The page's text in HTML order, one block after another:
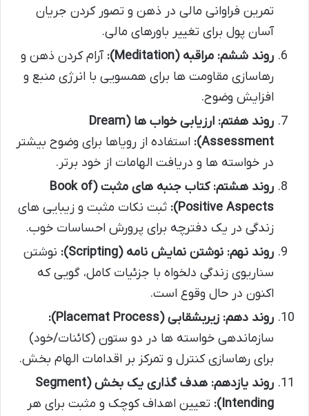
تمرین فراوانی مالی در ذهن و تصور کردن جریان
آسان پول برای تغییر باورهای مالی.
روند ششم: مراقبه (Meditation):
آرام کردن ذهن و
رهاسازی مقاومت ها برای همسویی با انرژی منبع و
افزایش وضوح.
روند هفتم: ارزیابی خواب ها (Dream
Assessment):
استفاده از رویاها برای وضوح بیشتر
در خواسته ها و دریافت الهامات از خود برتر.
روند هشتم: کتاب جنبه های مثبت (Book of
Positive Aspects):
ثبت نکات مثبت و زیبایی های
زندگی در یک دفترچه برای پرورش احساسات خوب.
روند نهم: نوشتن نمایش نامه (Scripting):
نوشتن
سناریوی زندگی دلخواه با جزئیات کامل، گویی که
اکنون در حال وقوع است.
روند دهم: زیربشقابی (Placemat Process):
سازماندهی خواسته ها در دو ستون (کائنات/خود)
برای رهاسازی کنترل و تمرکز بر اقدامات الهام بخش.
روند یازدهم: هدف گذاری یک بخش (Segment
Intending):
تعیین اهداف کوچک و مثبت برای هر